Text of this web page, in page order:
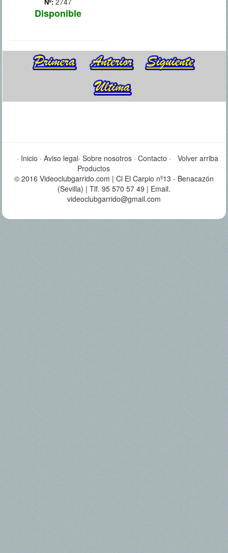
Nº:
Disponible
Volver arriba
· Inicio · Aviso legal· Sobre nosotros· Contacto ·
Productos
© 2016 Videoclubgarrido.com | Cl El Carpio nº13 - Benacazón
(Sevilla) | Tlf. 95 570 57 49 | Email.
videoclubgarrido@gmail.com